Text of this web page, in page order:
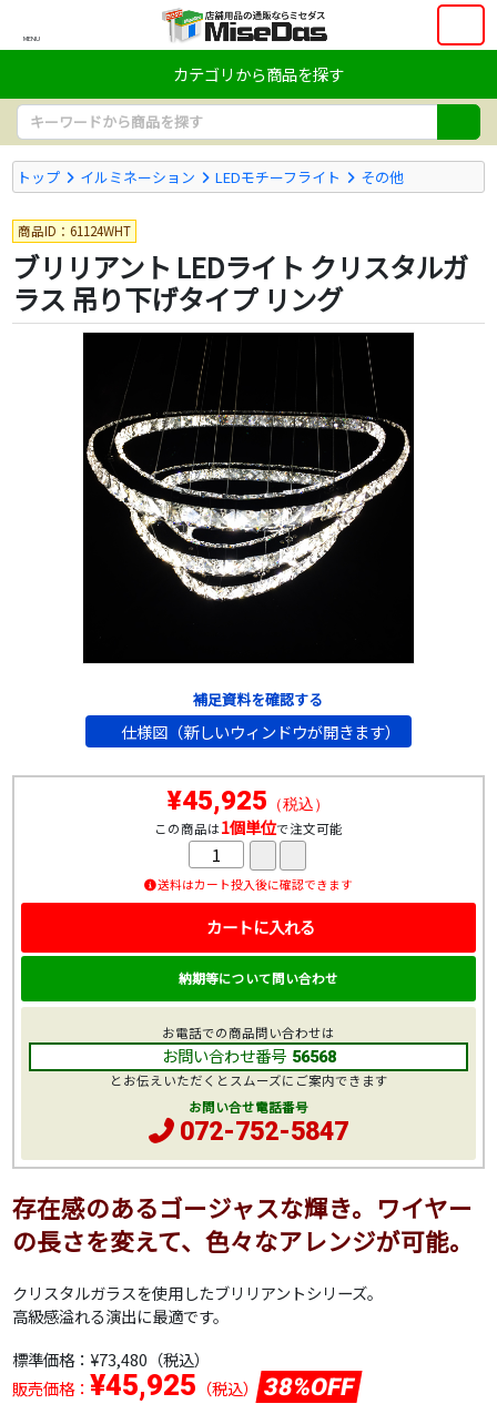
MENU
カテゴリから商品を探す
トップ イルミネーション LEDモチーフライト その他
商品ID：61124WHT
ブリリアント LEDライト クリスタルガ
ラス 吊り下げタイプ リング
存在感のあるゴージャスな輝き。ワイヤー
の長さを変えて、色々なアレンジが可能。
クリスタルガラスを使用したブリリアントシリーズ。
高級感溢れる演出に最適です。
標準価格： ¥73,480 （税込）
販売価格： ¥45,925 （税込） 38%OFF
¥45,925 （税込）
この商品は1個単位で注文可能
送料はカート投入後に確認できます
カートに入れる
納期等について問い合わせ
お電話での商品問い合わせは
お問い合わせ番号 56568
とお伝えいただくとスムーズにご案内できます
お問い合せ電話番号
072-752-5847
補足資料を確認する
仕様図（新しいウィンドウが開きます）